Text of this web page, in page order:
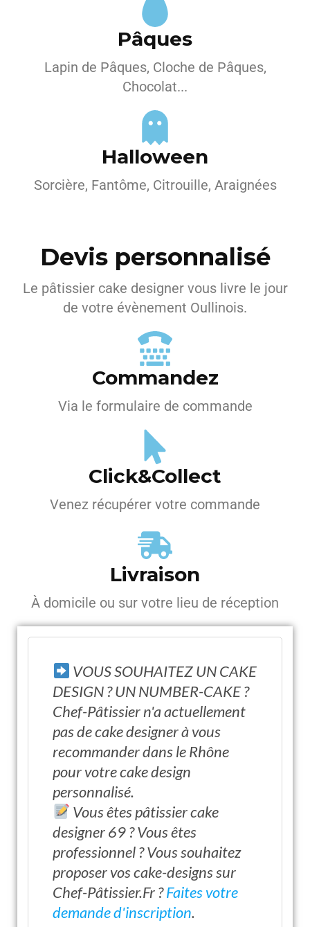
Pâques
Lapin de Pâques, Cloche de Pâques,
Chocolat...
Halloween
Sorcière, Fantôme, Citrouille, Araignées
Devis personnalisé
Le pâtissier cake designer vous livre le jour
de votre évènement Oullinois.
Commandez
Via le formulaire de commande
Click&Collect
Venez récupérer votre commande
Livraison
À domicile ou sur votre lieu de réception
VOUS SOUHAITEZ UN CAKE
DESIGN ? UN NUMBER-CAKE ?
Chef-Pâtissier n'a actuellement
pas de cake designer à vous
recommander dans le Rhône
pour votre cake design
personnalisé.
Vous êtes pâtissier cake
designer 69 ? Vous êtes
professionnel ? Vous souhaitez
proposer vos cake-designs sur
Chef-Pâtissier.Fr ?Faites votre
demande d'inscription.